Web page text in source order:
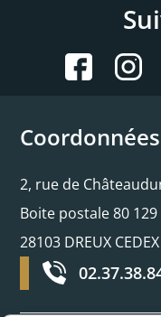
Coordonnées
2, rue de
Boite postale 80 129
28103 DREUX CEDEX